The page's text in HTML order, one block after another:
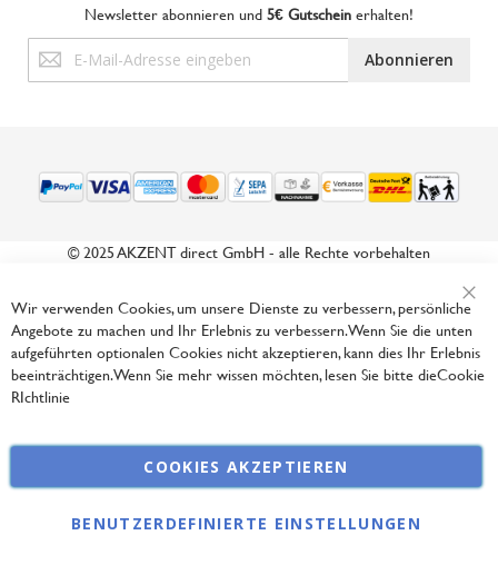
Newsletter abonnieren und5€ Gutscheinerhalten!
Anmeldung
zum
Abonnieren
© 2025 AKZENT direct GmbH - alle Rechte vorbehalten
Wir verwenden Cookies, um unsere Dienste zu verbessern, persönliche
Angebote zu machen und Ihr Erlebnis zu verbessern. Wenn Sie die unten
aufgeführten optionalen Cookies nicht akzeptieren, kann dies Ihr Erlebnis
beeinträchtigen. Wenn Sie mehr wissen möchten, lesen Sie bitte dieCookie
RIchtlinie
COOKIES AKZEPTIEREN
BENUTZERDEFINIERTE EINSTELLUNGEN